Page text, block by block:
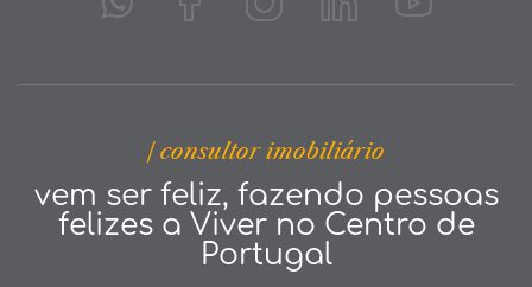
| consultor imobiliário
vem ser feliz, fazendo pessoas
felizes a Viver no Centro de
Portugal